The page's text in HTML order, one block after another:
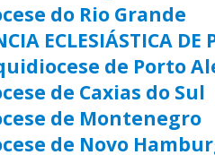
do Rio Grande
ECLESIÁSTICA DE
de Porto
de Caxias do Sul
de Montenegro
de Novo